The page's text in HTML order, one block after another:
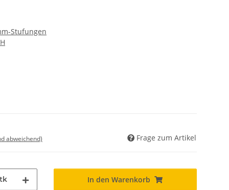
Stufungen
abweichend) Frage zum Artikel
In den Warenkorb